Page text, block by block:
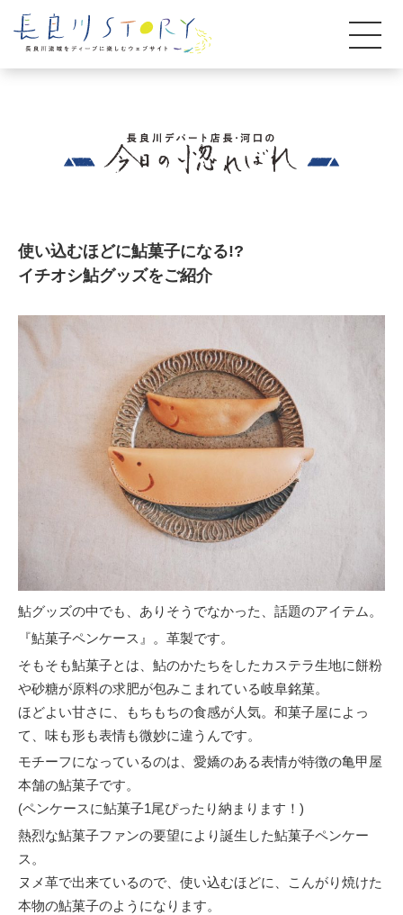
使い込むほどに鮎菓子になる!?
イチオシ鮎グッズをご紹介
鮎グッズの中でも、ありそうでなかった、話題のアイテム。
『鮎菓子ペンケース』。革製です。
そもそも鮎菓子とは、鮎のかたちをしたカステラ生地に餅粉
や砂糖が原料の求肥が包みこまれている岐阜銘菓。
ほどよい甘さに、もちもちの食感が人気。和菓子屋によっ
て、味も形も表情も微妙に違うんです。
モチーフになっているのは、愛嬌のある表情が特徴の亀甲屋
本舗の鮎菓子です。
(ペンケースに鮎菓子1尾ぴったり納まります！)
熱烈な鮎菓子ファンの要望により誕生した鮎菓子ペンケー
ス。
ヌメ革で出来ているので、使い込むほどに、こんがり焼けた
本物の鮎菓子のようになります。